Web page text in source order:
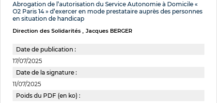
Abrogation de l’autorisation du Service Autonomie à Domicile «
O2 Paris 14 » d’exercer en mode prestataire auprès des personnes
en situation de handicap
Direction des Solidarités Jacques BERGER
Date de publication :
17/07/2025
Date de la signature :
11/07/2025
Poids du PDF (en ko) :